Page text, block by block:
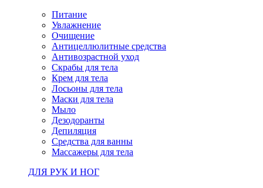
Питание
Увлажнение
Очищение
Антицеллюлитные средства
Антивозрастной уход
Скрабы для тела
Крем для тела
Лосьоны для тела
Маски для тела
Мыло
Дезодоранты
Депиляция
Средства для ванны
Массажеры для тела
ДЛЯ РУК И НОГ